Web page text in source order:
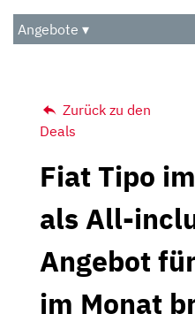
Audio
Das Beste
Angebote ▾
Zurück zu den
Deals
Fiat Tipo
als All-
Angebot
im Monat